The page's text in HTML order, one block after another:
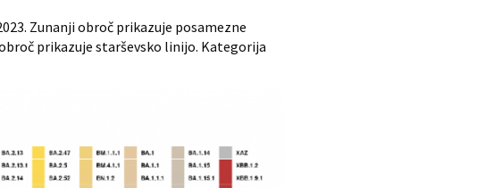
Zunanji obroč prikazuje posamezne
prikazuje starševsko linijo. Kategorija